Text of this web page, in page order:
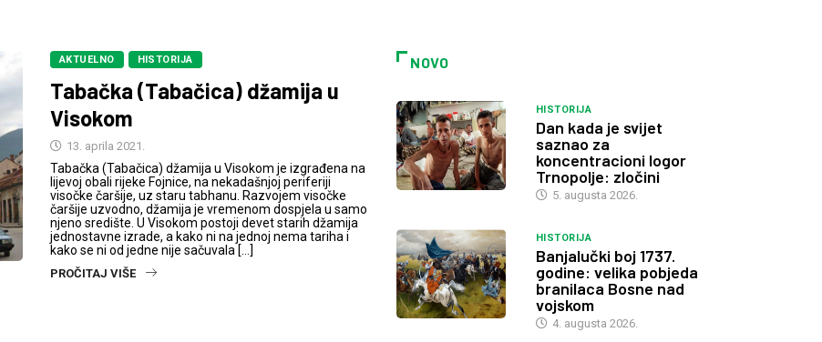
AKTUELNO HISTORIJA
Tabačka (Tabačica) džamija u
Visokom
13. aprila 2021.
Tabačka (Tabačica) džamija u Visokom je izgrađena na
lijevoj obali rijeke Fojnice, na nekadašnjoj periferiji
visočke čaršije, uz staru tabhanu. Razvojem visočke
čaršije uzvodno, džamija je vremenom dospjela u samo
njeno središte. U Visokom postoji devet starih džamija
jednostavne izrade, a kako ni na jednoj nema tariha i
kako se ni od jedne nije sačuvala […]
PROČITAJ VIŠE
NOVO
HISTORIJA
Dan kada je svijet
saznao za
koncentracioni logor
Trnopolje: zločini
5. augusta 2026.
HISTORIJA
Banjalučki boj 1737.
godine: velika pobjeda
branilaca Bosne nad
vojskom
4. augusta 2026.